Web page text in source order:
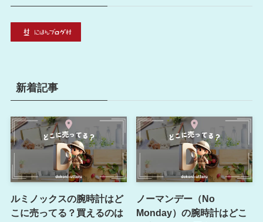
新着記事
ルミノックスの腕時計はど
こに売ってる？買えるのは
ノーマンデー（No
Monday）の腕時計はどこ